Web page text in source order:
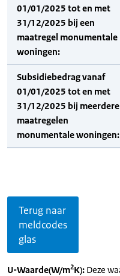
01/01/2025 tot en met
31/12/2025 bij een
maatregel monumentale
woningen:
Subsidiebedrag vanaf
01/01/2025 tot en met
31/12/2025 bij meerdere
maatregelen
monumentale woningen:
Terug naar
meldcodes
glas
U-Waarde(W/m2K): Deze